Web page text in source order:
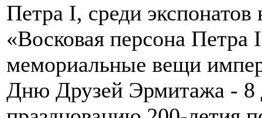
Петра I, среди экспонатов
«Восковая персона
мемориальные вещи
Дню Друзей Эрмитажа - 8